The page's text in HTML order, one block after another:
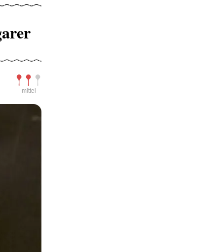
Schwierigkeit
mittel